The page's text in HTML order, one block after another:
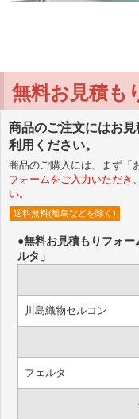
無料お見積も
商品のご注文にはお
利用ください。
商品のご購入には、まず「
フォームをご入力いただき
い。
送料無料(離島などを除く)
●無料お見積もりフォ
ルタ」
川島織物セルコン
フェルタ